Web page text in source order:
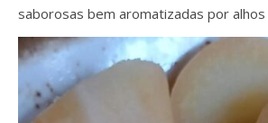
saborosas bem aromatizadas por